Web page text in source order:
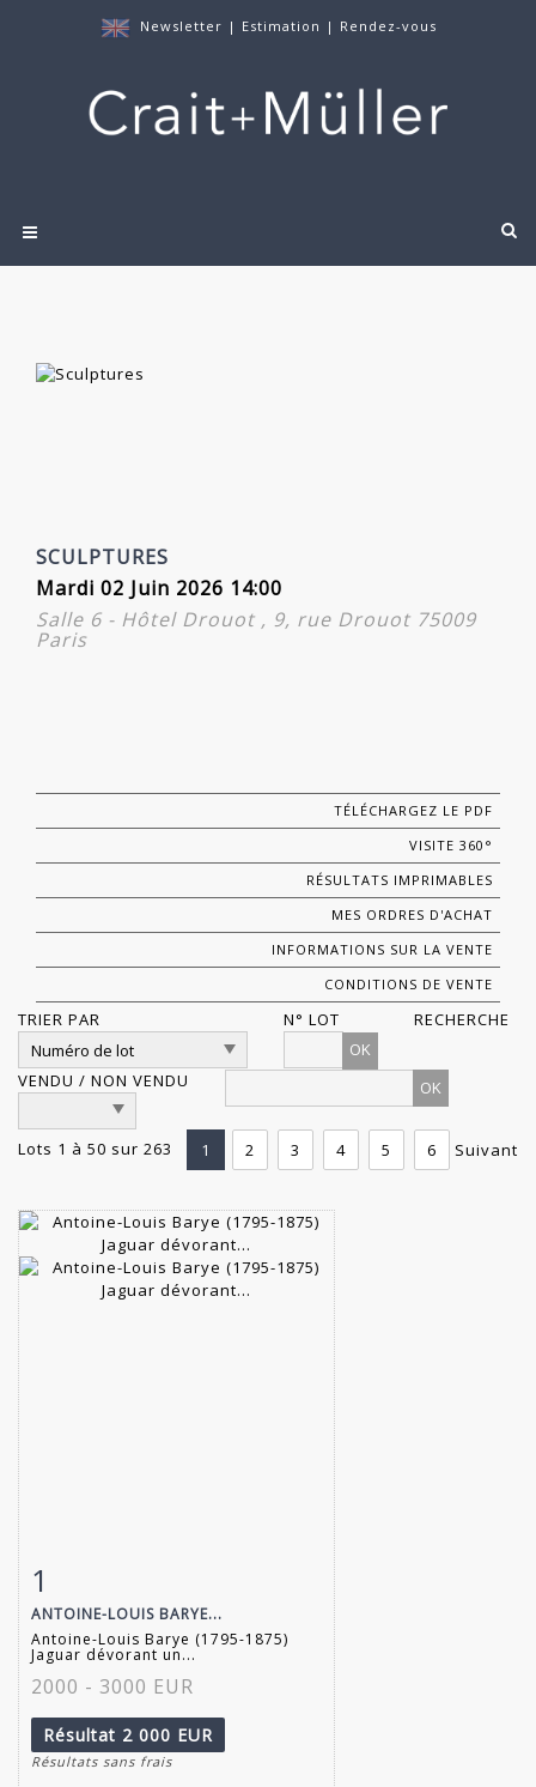
Newsletter | Estimation | Rendez-vous
SCULPTURES
Mardi 02 Juin 2026 14:00
Salle 6 - Hôtel Drouot , 9, rue Drouot 75009
Paris
TÉLÉCHARGEZ LE PDF
VISITE 360°
RÉSULTATS IMPRIMABLES
MES ORDRES D'ACHAT
INFORMATIONS SUR LA VENTE
CONDITIONS DE VENTE
TRIER PAR
N° LOT
OK
VENDU / NON VENDU
RECHERCHE
Lots 1 à 50 sur 263 1 2 3 4 5 6 Suivant
1
ANTOINE-LOUIS BARYE...
Antoine-Louis Barye (1795-1875)
Jaguar dévorant un...
2000 - 3000 EUR
Résultat 2 000 EUR
Résultats sans frais